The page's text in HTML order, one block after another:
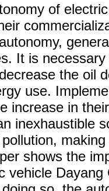
of
It is
the oil
use.
increase in
inexhaustible
shows the
vehicle